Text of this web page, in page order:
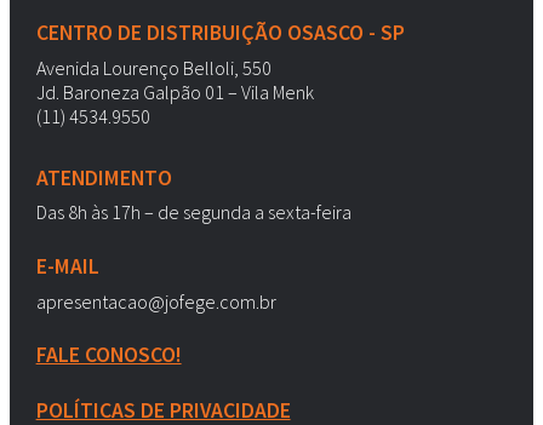
CENTRO DE DISTRIBUIÇÃO OSASCO - SP
Avenida Lourenço Belloli, 550
Jd. Baroneza Galpão 01 – Vila Menk
(11) 4534.9550
ATENDIMENTO
Das 8h às 17h – de segunda a sexta-feira
E-MAIL
apresentacao@jofege.com.br
FALE CONOSCO!
POLÍTICAS DE PRIVACIDADE